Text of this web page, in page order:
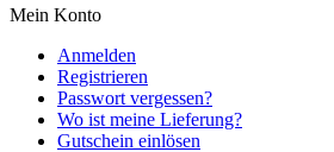
Mein Konto
Anmelden
Registrieren
Passwort vergessen?
Wo ist meine Lieferung?
Gutschein einlösen